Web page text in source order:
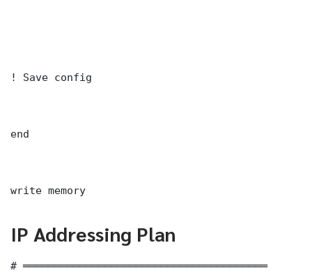
! Save config
end
write memory
IP Addressing Plan
# ═══════════════════════════════════════